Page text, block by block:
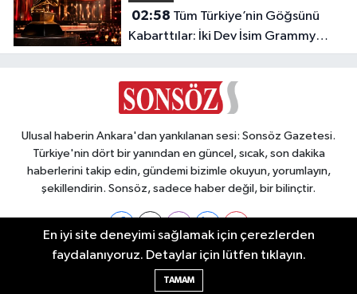
02:58
Kabarttılar: İki Dev İsim Grammy
Jürisine Seçildi!
Ulusal haberin Ankara'dan yankılanan sesi: Sonsöz Gazetesi.
Türkiye'nin dört bir yanından en güncel, sıcak, son dakika
haberlerini takip edin, gündemi bizimle okuyun, yorumlayın,
şekillendirin. Sonsöz, sadece haber değil, bir bilinçtir.
Ankara Nöbetçi Eczaneler
En iyi site deneyimi sağlamak için çerezlerden
faydalanıyoruz. Detaylar için lütfen tıklayın.
TAMAM